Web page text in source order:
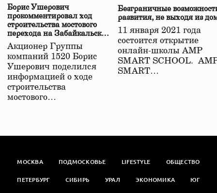
Борис Ушерович
прокомментировал ход
строительства мостового
перехода на Забайкальской
железной дороге
Акционер Группы
компаний 1520 Борис
Ушерович поделился
информацией о ходе
строительства
мостового…
Безграничные
развития, не выходя из
11 января 2021 года
состоится открытие
онлайн-школы АМР
SMART SCHOOL.
SMART…
МОСКВА ПОДМОСКОВЬЕ LIFESTYLE ОБЩЕСТВО
ПЕТЕРБУРГ СИБИРЬ УРАЛ ЭКОНОМИКА ЮГ